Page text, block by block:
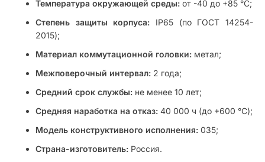
Температура окружающей среды: от -40 до +85 °С;
Степень защиты корпуса: IP65 (по ГОСТ 14254-
2015);
Материал коммутационной головки: метал;
Межповерочный интервал: 2 года;
Средний срок службы: не менее 10 лет;
Средняя наработка на отказ: 40 000 ч (до +600 °С);
Модель конструктивного исполнения: 035;
Страна-изготовитель: Россия.